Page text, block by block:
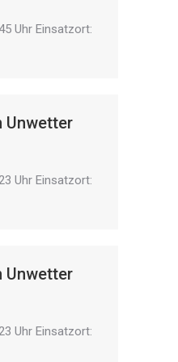
Uhr Einsatzort:
Unwetter
Uhr Einsatzort:
Unwetter
Uhr Einsatzort: